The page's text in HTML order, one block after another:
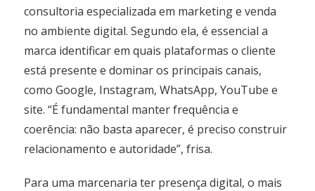
consultoria especializada em marketing e venda
no ambiente digital. Segundo ela, é essencial a
marca identificar em quais plataformas o cliente
está presente e dominar os principais canais,
como Google, Instagram, WhatsApp, YouTube e
site. “É fundamental manter frequência e
coerência: não basta aparecer, é preciso construir
relacionamento e autoridade”, frisa.
Para uma marcenaria ter presença digital, o mais